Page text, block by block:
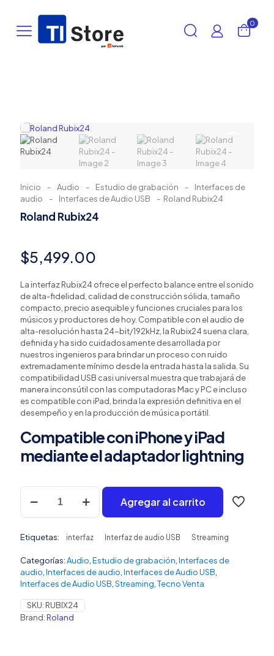
0
Inicio - Audio - Estudio de grabación -
Interfaces de
audio
- Interfaces de Audio USB - Roland Rubix24
Roland Rubix24
$5,499.00
La interfaz Rubix24 ofrece el perfecto balance entre el sonido
de alta-fidelidad, calidad de construcción sólida, tamaño
compacto, precio asequible y funciones cruciales para los
músicos y productores de hoy. Compatible con el audio de
alta-resolución hasta 24-bit/192kHz, la Rubix24 suena clara,
definida y ha sido cuidadosamente desarrollada por
nuestros ingenieros para brindar un proceso con ruido
extremadamente mínimo desde la entrada hasta la salida. Su
compatibilidad USB casi universal muestra que trabajará de
manera inconsútil con las computadoras Mac y PC e incluso
es compatible con iPad, brinda la expresión definitiva en el
desempeño y en la producción de música portátil.
Compatible con iPhone y iPad
mediante el adaptador lightning
Roland
Rubix24
cantidad
Agregar al carrito
Etiquetas: interfaz Interfaz de audio USB Streaming
Categorías:Audio Estudio de grabación Interfaces de
audio Interfaces de audio Interfaces de Audio USB
Interfaces de Audio USB Streaming Tecno Venta
SKU: RUBIX24
Brand:Roland